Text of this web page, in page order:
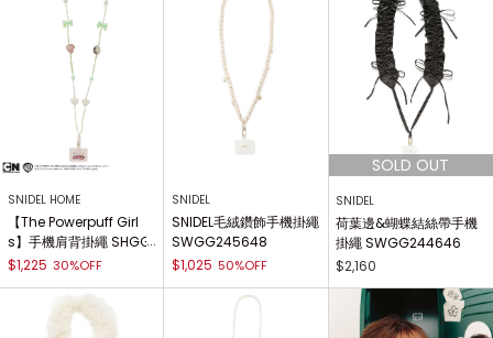
SNIDEL HOME
【The Powerpuff Girl
s】手機肩背掛繩 SHGG
251269
$1,225 30%OFF
SNIDEL
SNIDEL毛絨鑽飾手機掛繩
SWGG245648
$1,025 50%OFF
SNIDEL
荷葉邊&蝴蝶結絲帶手機
掛繩 SWGG244646
$2,160